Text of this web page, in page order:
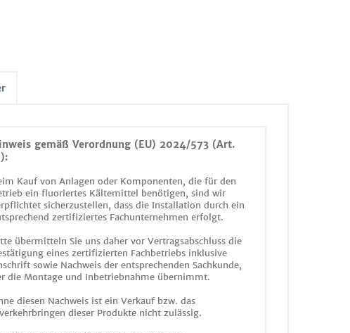
gemäß Verordnung (EU) 2024/573 (Art.
Kauf von Anlagen oder Komponenten, die für den
ein fluoriertes Kältemittel benötigen, sind wir
sicherzustellen, dass die Installation durch ein
zertifiziertes Fachunternehmen erfolgt.
übermitteln Sie uns daher vor Vertragsabschluss die
eines zertifizierten Fachbetriebs inklusive
sowie Nachweis der entsprechenden Sachkunde,
die Montage und Inbetriebnahme übernimmt.
diesen Nachweis ist ein Verkauf bzw. das
dieser Produkte nicht zulässig.